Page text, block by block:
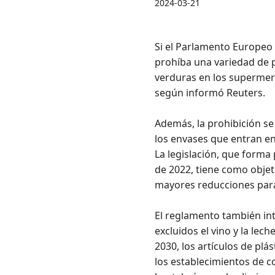
2024-03-21
Si el Parlamento
prohíba una variedad de
verduras en los
según informó Reuters.
Además, la prohibición
los envases que entran
La legislación, que forma
de 2022, tiene como
mayores reducciones
El reglamento también
excluidos el vino y la
2030, los artículos de
los establecimientos de